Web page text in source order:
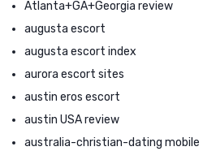
Atlanta+GA+Georgia review
augusta escort
augusta escort index
aurora escort sites
austin eros escort
austin USA review
australia-christian-dating mobile